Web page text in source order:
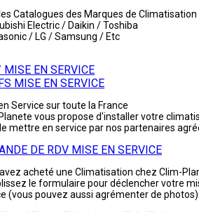
Catalogues des Marques de Climatisation
Electric / Daikin / Toshiba
/ LG / Samsung / Etc
EN SERVICE
MISE EN SERVICE
Service sur toute la France
vous propose d'installer votre
mettre en service par nos partenaires
DE RDV MISE EN SERVICE
acheté une Climatisation chez Clim-
le formulaire pour déclencher votre
(vous pouvez aussi agrémenter de photos)